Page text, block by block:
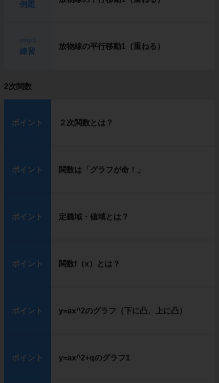
例題
練習
放物線の平行移動1（重ねる）
2次関数
ポイント ２次関数とは？
ポイント 関数は「グラフが命！」
ポイント 定義域・値域とは？
ポイント 関数f（x）とは？
ポイント y=ax^2のグラフ（下に凸、上に凸）
ポイント y=ax^2+qのグラフ1